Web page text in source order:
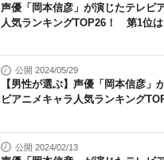
声優「岡本信彦」が演じたテレビ
人気ランキングTOP26！ 第1位
公開 2024/05/29
【男性が選ぶ】声優「岡本信彦」
ビアニメキャラ人気ランキング
公開 2024/02/13